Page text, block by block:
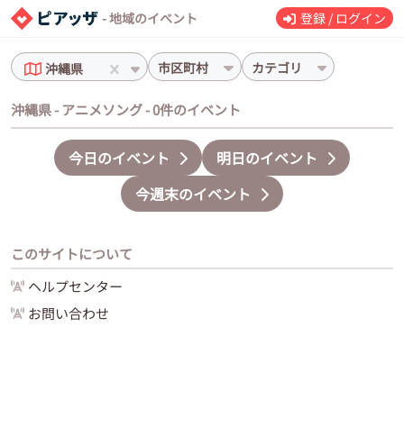
- 地域のイベント 登録 / ログイン
沖縄県 市区町村 カテゴリ
沖縄県 - アニメソング - 0件のイベント
今日のイベント
明日のイベント
今週末のイベント
このサイトについて
ヘルプセンター
お問い合わせ